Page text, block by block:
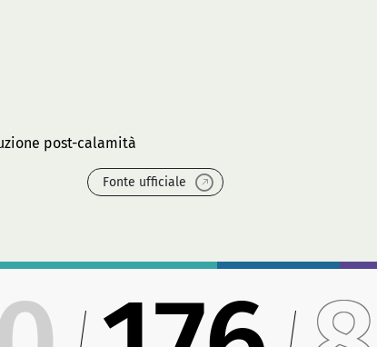
post-calamità
Fonte ufficiale